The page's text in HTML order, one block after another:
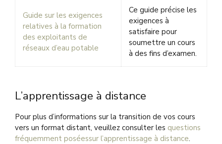
Guide sur les exigences
relatives à la formation
des exploitants de
réseaux d’eau potable
Ce guide précise les
exigences à
satisfaire pour
soumettre un cours
à des fins d’examen.
L’apprentissage à distance
Pour plus d’informations sur la transition de vos cours
vers un format distant, veuillez consulter les questions
fréquemment poséessur l’apprentissage à distance.